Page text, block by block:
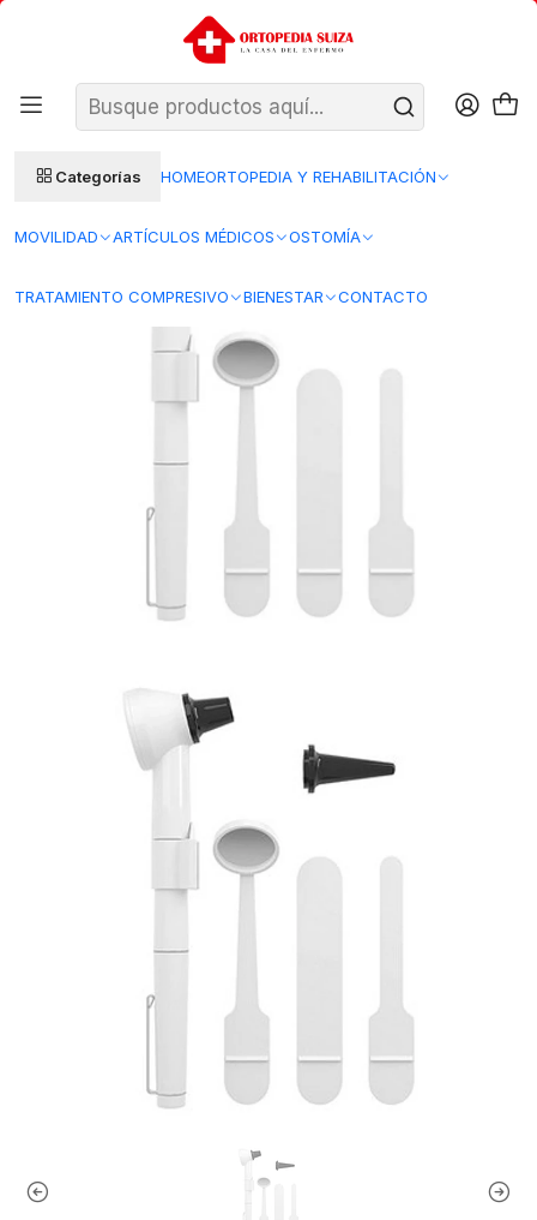
Categorías HOMEORTOPEDIA Y REHABILITACIÓN
MOVILIDAD ARTÍCULOS MÉDICOS OSTOMÍA
TRATAMIENTO COMPRESIVO BIENESTAR CONTACTO
SANTIAGO: ENTREGA AL DÍA HÁBIL SIGUIENTE (L–V)
REGIONES 48–72 HORAS HÁBILES
Bienestar Diagnóstico y monitoreo Otoscopios
Otoscopio 69755 con Luz Flents